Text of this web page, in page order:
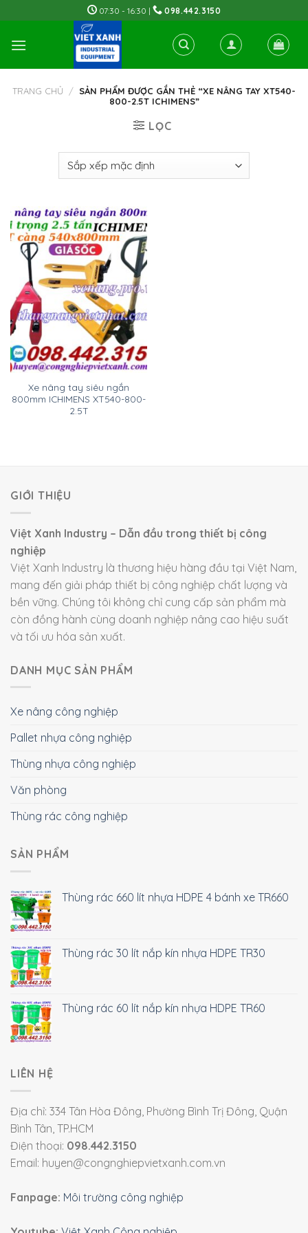
to
content
07:30 - 16:30 | 098.442.3150
TRANG CHỦ / SẢN PHẨM ĐƯỢC GẮN THẺ “XE NÂNG TAY XT540-
800-2.5T ICHIMENS”
LỌC
Xe nâng tay siêu ngắn
800mm ICHIMENS XT540-800-
2.5T
GIỚI THIỆU
Việt Xanh Industry – Dẫn đầu trong thiết bị công
nghiệp
Việt Xanh Industry là thương hiệu hàng đầu tại Việt Nam,
mang đến giải pháp thiết bị công nghiệp chất lượng và
bền vững. Chúng tôi không chỉ cung cấp sản phẩm mà
còn đồng hành cùng doanh nghiệp nâng cao hiệu suất
và tối ưu hóa sản xuất.
DANH MỤC SẢN PHẨM
Xe nâng công nghiệp
Pallet nhựa công nghiệp
Thùng nhựa công nghiệp
Văn phòng
Thùng rác công nghiệp
SẢN PHẨM
Thùng rác 660 lít nhựa HDPE 4 bánh xe TR660
Thùng rác 30 lít nắp kín nhựa HDPE TR30
Thùng rác 60 lít nắp kín nhựa HDPE TR60
LIÊN HỆ
Địa chỉ: 334 Tân Hòa Đông, Phường Bình Trị Đông, Quận
Bình Tân, TP.HCM
Điện thoại: 098.442.3150
Email: huyen@congnghiepvietxanh.com.vn
Fanpage: Môi trường công nghiệp